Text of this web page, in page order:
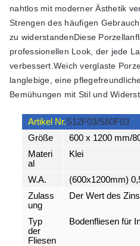
nahtlos mit moderner Ästhetik
Strengen des häufigen
zu widerstandenDiese
professionellen Look, der jede
verbessert.Weich verglaste
langlebige, eine
Bemühungen mit Stil und
Artikel Nr.S12F03/S80F03
Größe
600 x 1200 mm/
Materi
al
Klei
W.A.
(600x1200mm)
Zulass
ung
Der Wert des
Typ
der
Fliesen
Bodenfliesen für